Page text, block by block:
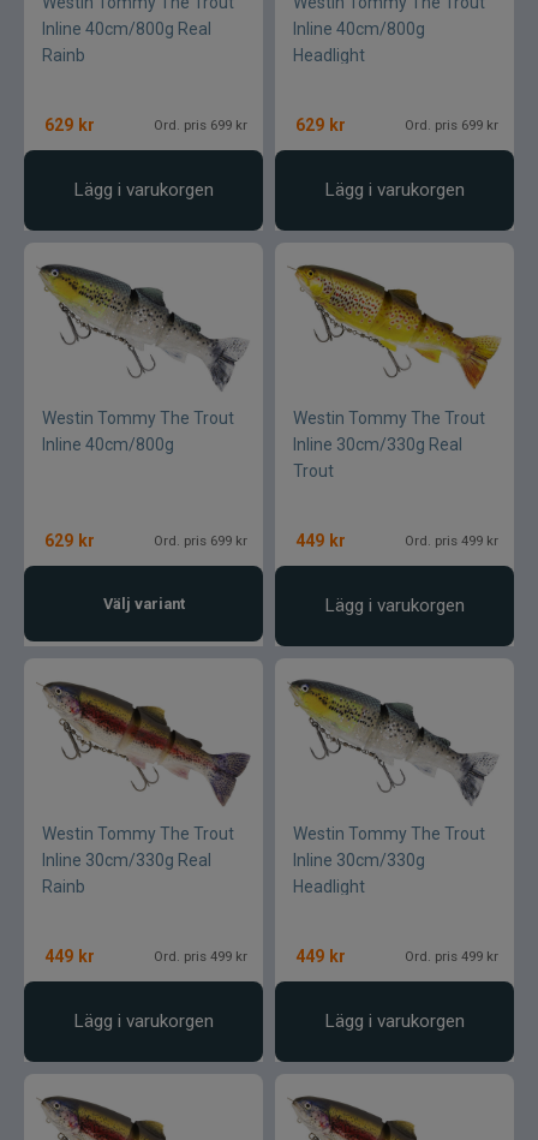
Inline 40cm/800g Real
Rainb
629 kr Ord. pris 699 kr
Lägg i varukorgen
Inline 40cm/800g
Headlight
629 kr Ord. pris 699 kr
Lägg i varukorgen
Westin Tommy The Trout
Inline 40cm/800g
629 kr Ord. pris 699 kr
Välj variant
Westin Tommy The Trout
Inline 30cm/330g Real
Trout
449 kr Ord. pris 499 kr
Lägg i varukorgen
Westin Tommy The Trout
Inline 30cm/330g Real
Rainb
449 kr Ord. pris 499 kr
Lägg i varukorgen
Westin Tommy The Trout
Inline 30cm/330g
Headlight
449 kr Ord. pris 499 kr
Lägg i varukorgen